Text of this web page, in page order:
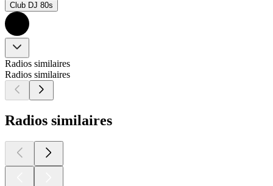
Club DJ 80s
Radios similaires
Radios similaires
Radios similaires